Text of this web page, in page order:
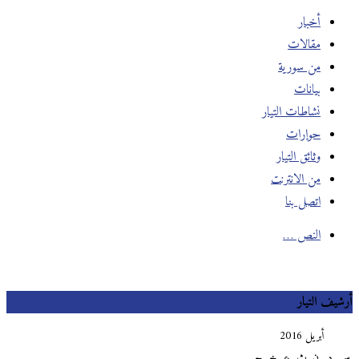
أخبار
مقالات
من سورية
بيانات
نشاطات التيار
حوارات
وثائق التيار
من الانترنت
اتصل بنا
النص …
التيار
أبريل 2016